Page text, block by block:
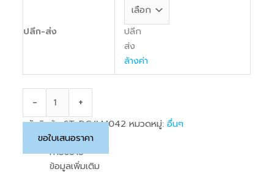
ปลีก-ส่ง
ปลีก
ส่ง
ล้างค่า
- +
รหัสสินค้า:ST-DG/LM042 หมวดหมู่:อื่นๆ
ขอใบเสนอราคา
คำอธิบาย
ข้อมูลเพิ่มเติม